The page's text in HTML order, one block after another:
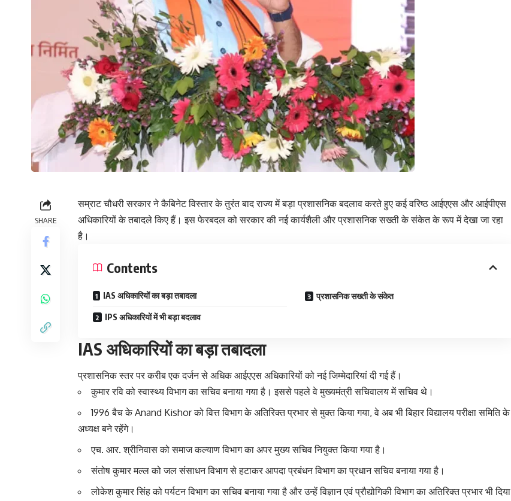
SHARE
सम्राट चौधरी सरकार ने कैबिनेट विस्तार के तुरंत बाद राज्य में बड़ा प्रशासनिक बदलाव करते हुए कई वरिष्ठ आईएएस और आईपीएस
अधिकारियों के तबादले किए हैं। इस फेरबदल को सरकार की नई कार्यशैली और प्रशासनिक सख्ती के संकेत के रूप में देखा जा रहा
है।
Contents
IAS अधिकारियों का बड़ा तबादला
IPS अधिकारियों में भी बड़ा बदलाव
प्रशासनिक सख्ती के संकेत
IAS अधिकारियों का बड़ा तबादला
प्रशासनिक स्तर पर करीब एक दर्जन से अधिक आईएएस अधिकारियों को नई जिम्मेदारियां दी गई हैं।
कुमार रवि को स्वास्थ्य विभाग का सचिव बनाया गया है। इससे पहले वे मुख्यमंत्री सचिवालय में सचिव थे।
1996 बैच के Anand Kishor को वित्त विभाग के अतिरिक्त प्रभार से मुक्त किया गया, वे अब भी बिहार विद्यालय परीक्षा समिति के
अध्यक्ष बने रहेंगे।
एच. आर. श्रीनिवास को समाज कल्याण विभाग का अपर मुख्य सचिव नियुक्त किया गया है।
संतोष कुमार मल्ल को जल संसाधन विभाग से हटाकर आपदा प्रबंधन विभाग का प्रधान सचिव बनाया गया है।
लोकेश कुमार सिंह को पर्यटन विभाग का सचिव बनाया गया है और उन्हें विज्ञान एवं प्रौद्योगिकी विभाग का अतिरिक्त प्रभार भी दिया